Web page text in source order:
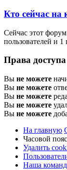
Кто сейчас на
Сейчас этот
пользователей и 1
Права доступа
Вы не можете
Вы не можете
Вы не можете
Вы не можете
Вы не можете
На главную
Часовой
Удалить
Наша